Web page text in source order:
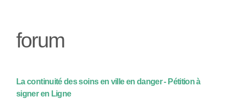
forum
La continuité des soins en ville en danger - Pétition à
signer en Ligne